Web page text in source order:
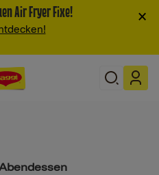
Air Fryer Fixe! ×